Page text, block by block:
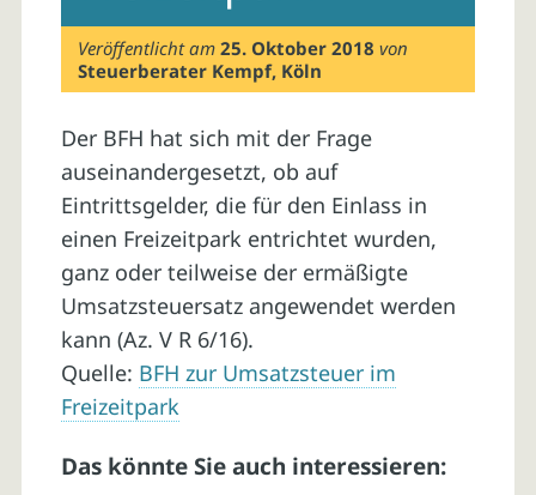
Veröffentlicht am25. Oktober 2018 von
Steuerberater Kempf, Köln
Der BFH hat sich mit der Frage
auseinandergesetzt, ob auf
Eintrittsgelder, die für den Einlass in
einen Freizeitpark entrichtet wurden,
ganz oder teilweise der ermäßigte
Umsatzsteuersatz angewendet werden
kann (Az. V R 6/16).
Quelle: BFH zur Umsatzsteuer im
Freizeitpark
Das könnte Sie auch interessieren: